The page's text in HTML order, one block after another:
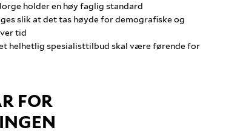
holder en høy faglig standard
slik at det tas høyde for demografiske og
tid
helhetlig spesialisttilbud skal være førende for
FOR